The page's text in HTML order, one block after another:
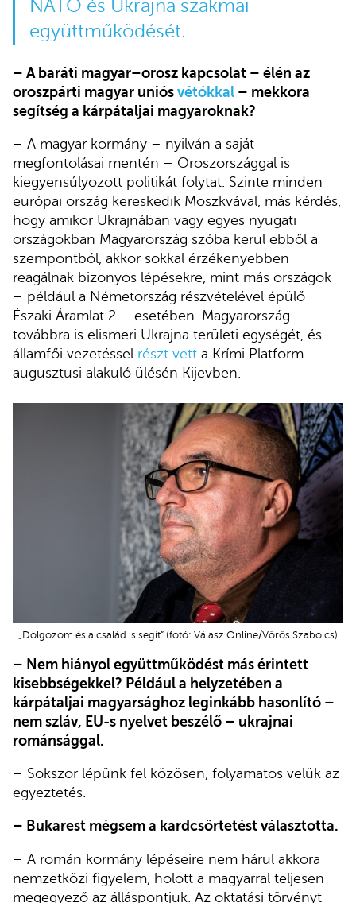
NATO és Ukrajna szakmai
együttműködését.
– A baráti magyar–orosz kapcsolat – élén az
oroszpárti magyar uniós vétókkal – mekkora
segítség a kárpátaljai magyaroknak?
– A magyar kormány – nyilván a saját
megfontolásai mentén – Oroszországgal is
kiegyensúlyozott politikát folytat. Szinte minden
európai ország kereskedik Moszkvával, más kérdés,
hogy amikor Ukrajnában vagy egyes nyugati
országokban Magyarország szóba kerül ebből a
szempontból, akkor sokkal érzékenyebben
reagálnak bizonyos lépésekre, mint más országok
– például a Németország részvételével épülő
Északi Áramlat 2 – esetében. Magyarország
továbbra is elismeri Ukrajna területi egységét, és
államfői vezetéssel részt vett a Krími Platform
augusztusi alakuló ülésén Kijevben.
„Dolgozom és a család is segít” (fotó: Válasz Online/Vörös Szabolcs)
– Nem hiányol együttműködést más érintett
kisebbségekkel? Például a helyzetében a
kárpátaljai magyarsághoz leginkább hasonlító –
nem szláv, EU-s nyelvet beszélő – ukrajnai
románsággal.
– Sokszor lépünk fel közösen, folyamatos velük az
egyeztetés.
– Bukarest mégsem a kardcsörtetést választotta.
– A román kormány lépéseire nem hárul akkora
nemzetközi figyelem, holott a magyarral teljesen
megegyező az álláspontjuk. Az oktatási törvényt